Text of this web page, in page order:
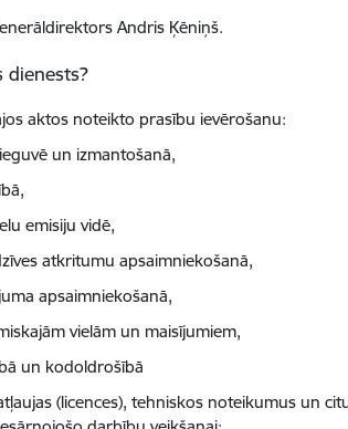
Andris Ķēniņš.
dienests?
aktos noteikto prasību ievērošanu:
un izmantošanā,
emisiju vidē,
atkritumu apsaimniekošanā,
apsaimniekošanā,
vielām un maisījumiem,
un kodoldrošībā
(licences), tehniskos noteikumus un